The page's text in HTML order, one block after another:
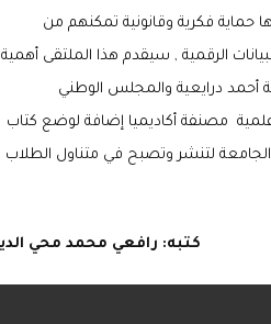
حماية فكرية وقانونية تمكنهم من
الرقمية , سيقدم هذا الملتقى أهمية
أحمد درايعية والمجلس الوطني
مصنفة أكاديميا إضافة لوضع كتاب
الجامعة لتنشر وتصبح في متناول الطلاب
كتبه: رافعي محمد محي